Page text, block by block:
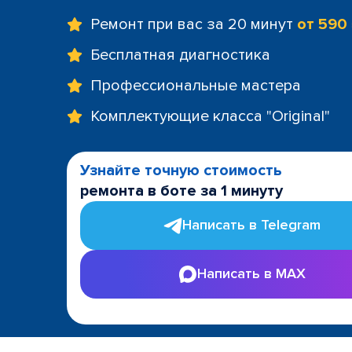
Ремонт при вас за 20 минут от
Бесплатная диагностика
Профессиональные мастера
Комплектующие класса "Original"
Узнайте точную стоимость
ремонта в боте за 1 минуту
Написать в Telegram
Написать в MAX